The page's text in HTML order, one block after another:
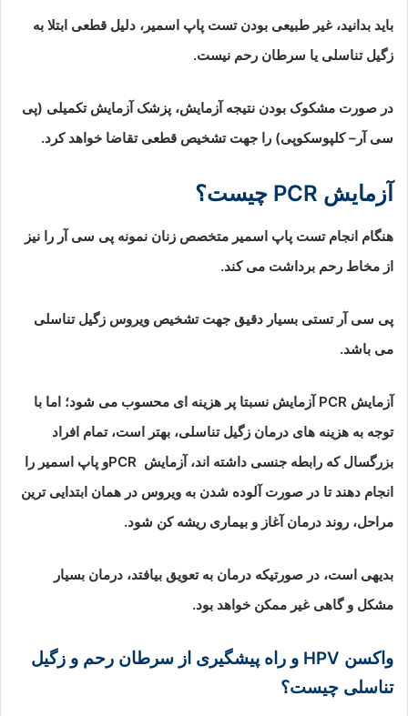
باید بدانید، غیر طبیعی بودن تست پاپ اسمیر، دلیل قطعی ابتلا به
زگیل تناسلی یا سرطان رحم نیست.
در صورت مشکوک بودن نتیجه آزمایش، پزشک آزمایش تکمیلی (پی
سی آر– کلپوسکوپی) را جهت تشخیص قطعی تقاضا خواهد کرد.
آزمایش PCR چیست؟
هنگام انجام تست پاپ اسمیر متخصص زنان نمونه پی سی آر را نیز
از مخاط رحم برداشت می کند.
پی سی آر تستی بسیار دقیق جهت تشخیص ویروس زگیل تناسلی
می باشد.
آزمایش PCR آزمایش نسبتا پر هزینه ای محسوب می شود؛ اما با
توجه به هزینه های درمان زگیل تناسلی، بهتر است، تمام افراد
بزرگسال که رابطه جنسی داشته اند، آزمایش PCRو پاپ اسمیر را
انجام دهند تا در صورت آلوده شدن به ویروس در همان ابتدایی ترین
مراحل، روند درمان آغاز و بیماری ریشه کن شود.
بدیهی است، در صورتیکه درمان به تعویق بیافتد، درمان بسیار
مشکل و گاهی غیر ممکن خواهد بود.
واکسن HPV و راه پیشگیری از سرطان رحم و زگیل
تناسلی چیست؟